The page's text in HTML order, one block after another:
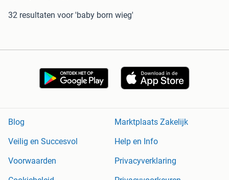
32 resultaten voor 'baby born wieg'
Blog
Marktplaats Zakelijk
Veilig en Succesvol
Help en Info
Voorwaarden
Privacyverklaring